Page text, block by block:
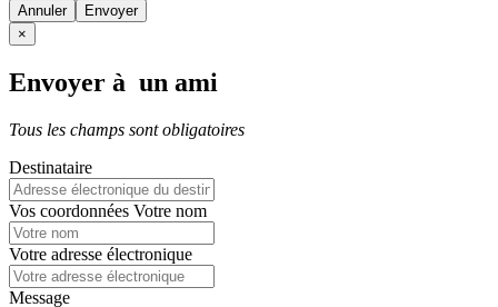
Annuler
×
Envoyer à un ami
Tous les champs sont obligatoires
Destinataire
Vos coordonnées Votre nom
Votre adresse électronique
Message